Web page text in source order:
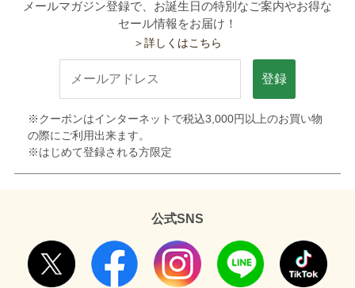
メールマガジン登録で、お誕生日の特別なご案内やお得な
セール情報をお届け！
＞詳しくはこちら
登録
※クーポンはインターネットで税込3,000円以上のお買い物
の際にご利用出来ます。
※はじめて登録される方限定
公式SNS